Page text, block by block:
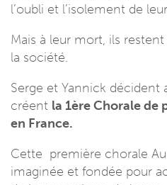
l’oubli et l’isolement de
Mais à leur mort, ils
la société.
Serge et Yannick décident
créent la 1ère Chorale de
en France.
Cette première chorale Au
imaginée et fondée pour